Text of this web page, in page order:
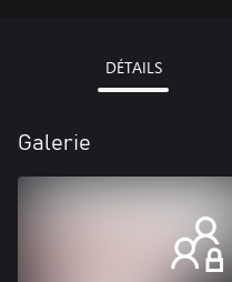
DÉTAILS
Galerie